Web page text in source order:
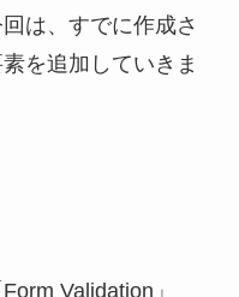
は、すでに作成さ
を追加していきま
Validation」